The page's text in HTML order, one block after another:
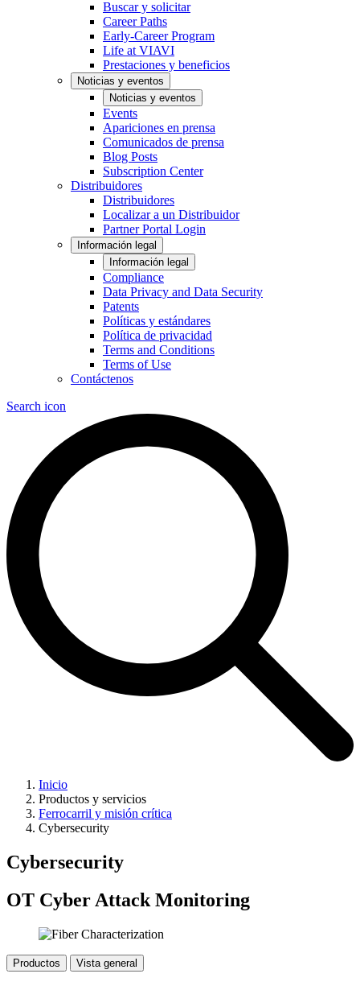
Buscar y solicitar
Career Paths
Early-Career Program
Life at VIAVI
Prestaciones y beneficios
Noticias y eventos
Noticias y eventos
Events
Apariciones en prensa
Comunicados de prensa
Blog Posts
Subscription Center
Distribuidores
Distribuidores
Localizar a un Distribuidor
Partner Portal Login
Información legal
Información legal
Compliance
Data Privacy and Data Security
Patents
Políticas y estándares
Política de privacidad
Terms and Conditions
Terms of Use
Contáctenos
Search icon
Inicio
Productos y servicios
Ferrocarril y misión crítica
Cybersecurity
Cybersecurity
OT Cyber Attack Monitoring
Productos Vista general